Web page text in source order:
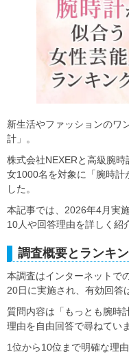
新生活やファッションのワ
計」。
株式会社NEXERと高級腕
女1000名を対象に「腕時計
した。
本記事では、2026年4月実
10人や回答理由を詳しく紹
調査概要とランキ
本調査はインターネットで
20日に実施され、有効回答
質問内容は「もっとも腕時
理由を自由回答で尋ねていま
1位から10位まで明確な理